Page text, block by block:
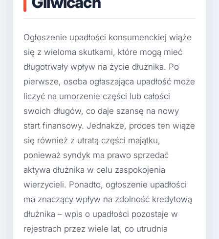
Ogłoszenie upadłości konsumenckiej wiąże
się z wieloma skutkami, które mogą mieć
długotrwały wpływ na życie dłużnika. Po
pierwsze, osoba ogłaszająca upadłość może
liczyć na umorzenie części lub całości
swoich długów, co daje szansę na nowy
start finansowy. Jednakże, proces ten wiąże
się również z utratą części majątku,
ponieważ syndyk ma prawo sprzedać
aktywa dłużnika w celu zaspokojenia
wierzycieli. Ponadto, ogłoszenie upadłości
ma znaczący wpływ na zdolność kredytową
dłużnika – wpis o upadłości pozostaje w
rejestrach przez wiele lat, co utrudnia